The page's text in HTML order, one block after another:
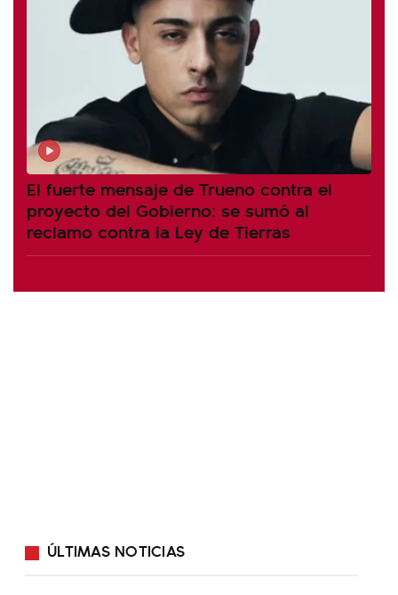
El fuerte mensaje de Trueno contra el
proyecto del Gobierno: se sumó al
reclamo contra la Ley de Tierras
ÚLTIMAS NOTICIAS